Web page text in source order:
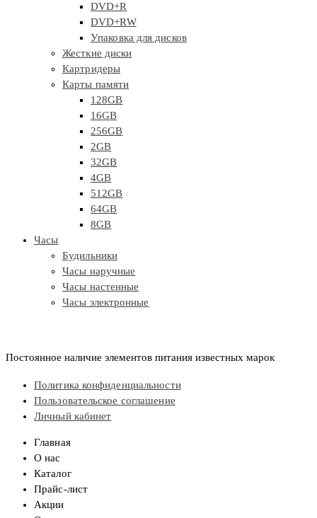
DVD+R
DVD+RW
Упаковка для дисков
Жесткие диски
Картридеры
Карты памяти
128GB
16GB
256GB
2GB
32GB
4GB
512GB
64GB
8GB
Часы
Будильники
Часы наручные
Часы настенные
Часы электронные
Постоянное наличие элементов питания известных марок
Политика конфиденциальности
Пользовательское соглашение
Личный кабинет
Главная
О нас
Каталог
Прайс-лист
Акции